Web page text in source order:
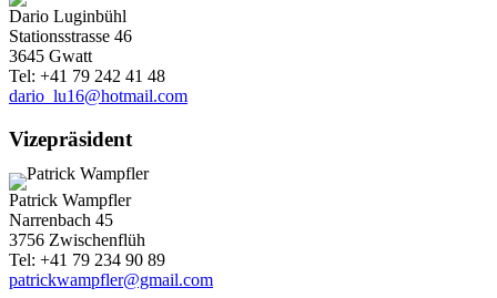
Dario Luginbühl
Stationsstrasse 46
3645 Gwatt
Tel: +41 79 242 41 48
dario_lu16@hotmail.com
Vizepräsident
Patrick Wampfler
Narrenbach 45
3756 Zwischenflüh
Tel: +41 79 234 90 89
patrickwampfler@gmail.com